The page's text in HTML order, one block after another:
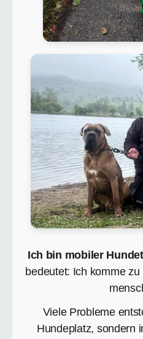
Ich bin mobiler
bedeutet: Ich komme
Viele Probleme
Hundeplatz, sondern